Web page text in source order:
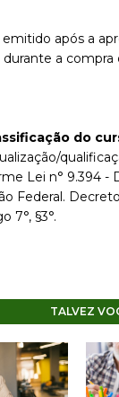
após a
a compra
do
Lei n° 9.394 -
Federal.
7°, §3°.
TALVEZ